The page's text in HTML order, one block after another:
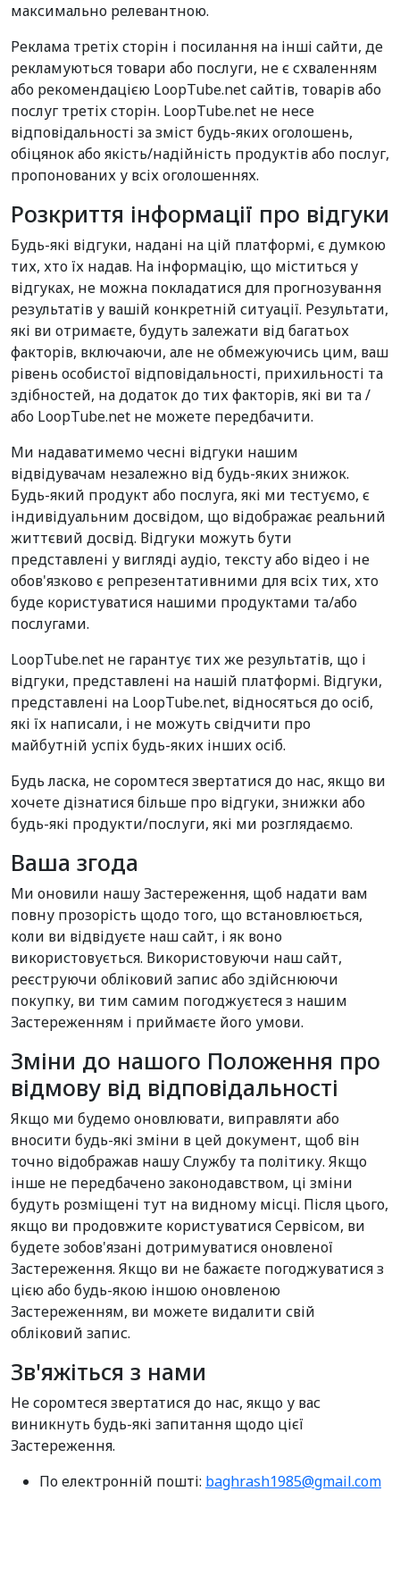
максимально релевантною.
Реклама третіх сторін і посилання на інші сайти, де
рекламуються товари або послуги, не є схваленням
або рекомендацією LoopTube.net сайтів, товарів або
послуг третіх сторін. LoopTube.net не несе
відповідальності за зміст будь-яких оголошень,
обіцянок або якість/надійність продуктів або послуг,
пропонованих у всіх оголошеннях.
Розкриття інформації про відгуки
Будь-які відгуки, надані на цій платформі, є думкою
тих, хто їх надав. На інформацію, що міститься у
відгуках, не можна покладатися для прогнозування
результатів у вашій конкретній ситуації. Результати,
які ви отримаєте, будуть залежати від багатьох
факторів, включаючи, але не обмежуючись цим, ваш
рівень особистої відповідальності, прихильності та
здібностей, на додаток до тих факторів, які ви та /
або LoopTube.net не можете передбачити.
Ми надаватимемо чесні відгуки нашим
відвідувачам незалежно від будь-яких знижок.
Будь-який продукт або послуга, які ми тестуємо, є
індивідуальним досвідом, що відображає реальний
життєвий досвід. Відгуки можуть бути
представлені у вигляді аудіо, тексту або відео і не
обов'язково є репрезентативними для всіх тих, хто
буде користуватися нашими продуктами та/або
послугами.
LoopTube.net не гарантує тих же результатів, що і
відгуки, представлені на нашій платформі. Відгуки,
представлені на LoopTube.net, відносяться до осіб,
які їх написали, і не можуть свідчити про
майбутній успіх будь-яких інших осіб.
Будь ласка, не соромтеся звертатися до нас, якщо ви
хочете дізнатися більше про відгуки, знижки або
будь-які продукти/послуги, які ми розглядаємо.
Ваша згода
Ми оновили нашу Застереження, щоб надати вам
повну прозорість щодо того, що встановлюється,
коли ви відвідуєте наш сайт, і як воно
використовується. Використовуючи наш сайт,
реєструючи обліковий запис або здійснюючи
покупку, ви тим самим погоджуєтеся з нашим
Застереженням і приймаєте його умови.
Зміни до нашого Положення про
відмову від відповідальності
Якщо ми будемо оновлювати, виправляти або
вносити будь-які зміни в цей документ, щоб він
точно відображав нашу Службу та політику. Якщо
інше не передбачено законодавством, ці зміни
будуть розміщені тут на видному місці. Після цього,
якщо ви продовжите користуватися Сервісом, ви
будете зобов'язані дотримуватися оновленої
Застереження. Якщо ви не бажаєте погоджуватися з
цією або будь-якою іншою оновленою
Застереженням, ви можете видалити свій
обліковий запис.
Зв'яжіться з нами
Не соромтеся звертатися до нас, якщо у вас
виникнуть будь-які запитання щодо цієї
Застереження.
По електронній пошті: baghrash1985@gmail.com